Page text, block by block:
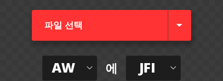
파일 선택
AW 에 JFI